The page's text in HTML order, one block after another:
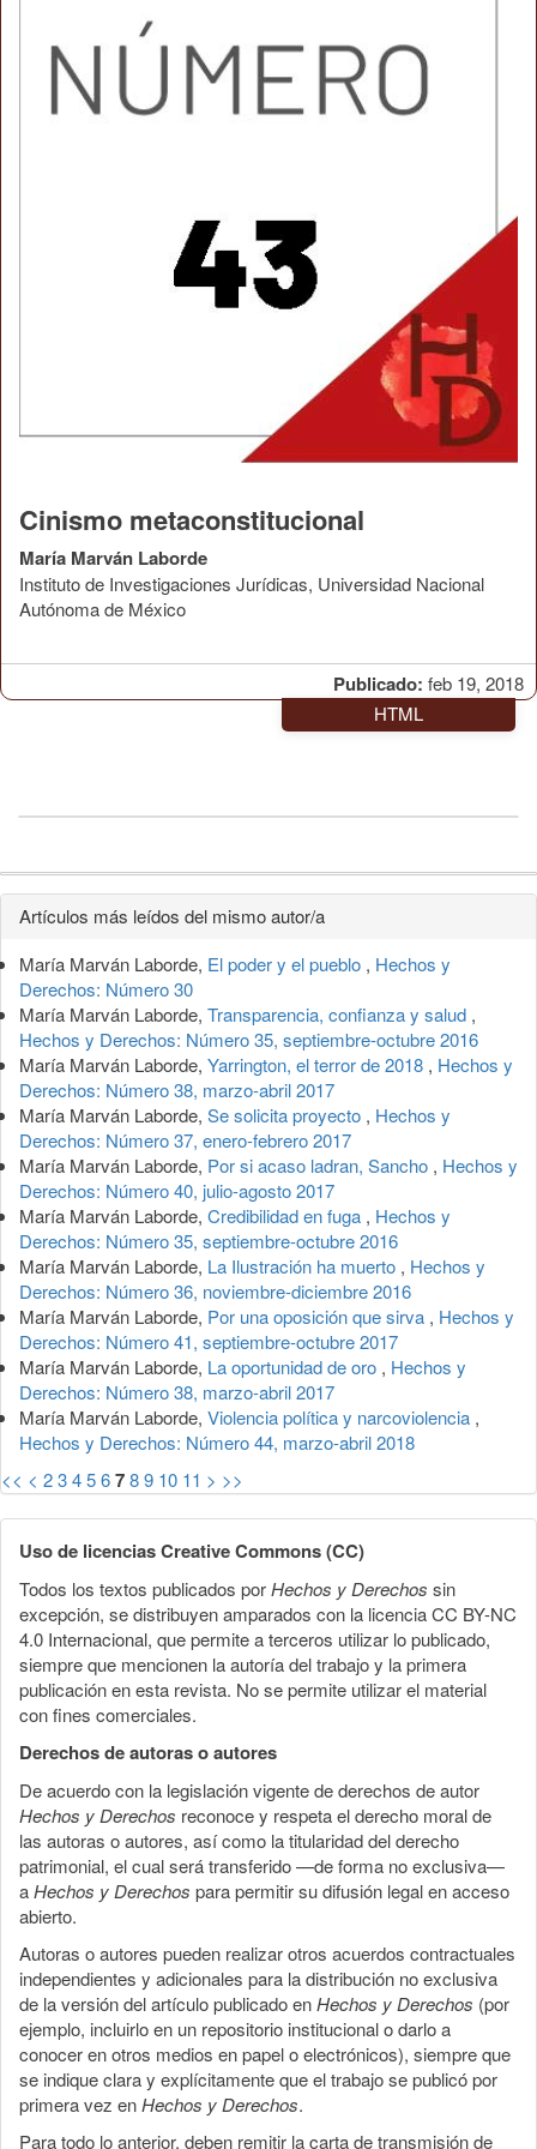
Publicado: feb 19, 2018
Cinismo metaconstitucional
María Marván Laborde
Instituto de Investigaciones Jurídicas, Universidad Nacional
Autónoma de México
HTML
Detalles
del
artículo
Artículos más leídos del mismo autor/a
María Marván Laborde, El poder y el pueblo , Hechos y
Derechos: Número 30
María Marván Laborde, Transparencia, confianza y salud ,
Hechos y Derechos: Número 35, septiembre-octubre 2016
María Marván Laborde, Yarrington, el terror de 2018 , Hechos y
Derechos: Número 38, marzo-abril 2017
María Marván Laborde, Se solicita proyecto , Hechos y
Derechos: Número 37, enero-febrero 2017
María Marván Laborde, Por si acaso ladran, Sancho , Hechos y
Derechos: Número 40, julio-agosto 2017
María Marván Laborde, Credibilidad en fuga , Hechos y
Derechos: Número 35, septiembre-octubre 2016
María Marván Laborde, La Ilustración ha muerto , Hechos y
Derechos: Número 36, noviembre-diciembre 2016
María Marván Laborde, Por una oposición que sirva , Hechos y
Derechos: Número 41, septiembre-octubre 2017
María Marván Laborde, La oportunidad de oro , Hechos y
Derechos: Número 38, marzo-abril 2017
María Marván Laborde, Violencia política y narcoviolencia ,
Hechos y Derechos: Número 44, marzo-abril 2018
<< < 23456789 10 11 > >>
Uso de licencias Creative Commons (CC)
Todos los textos publicados porHechos y Derechos sin
excepción, se distribuyen amparados con la licencia CC BY-NC
4.0 Internacional, que permite a terceros utilizar lo publicado,
siempre que mencionen la autoría del trabajo y la primera
publicación en esta revista. No se permite utilizar el material
con fines comerciales.
Derechos de autoras o autores
De acuerdo con la legislación vigente de derechos de autor
Hechos y Derechos reconoce y respeta el derecho moral de
las autoras o autores, así como la titularidad del derecho
patrimonial, el cual será transferido —de forma no exclusiva—
aHechos y Derechos para permitir su difusión legal en acceso
abierto.
Autoras o autores pueden realizar otros acuerdos contractuales
independientes y adicionales para la distribución no exclusiva
de la versión del artículo publicado enHechos y Derechos (por
ejemplo, incluirlo en un repositorio institucional o darlo a
conocer en otros medios en papel o electrónicos), siempre que
se indique clara y explícitamente que el trabajo se publicó por
primera vez enHechos y Derechos.
Para todo lo anterior, deben remitir la carta de transmisión de